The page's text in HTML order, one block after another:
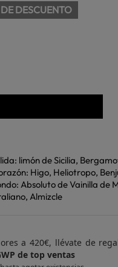
DESCUENTO
limón de Sicilia,
Higo, Heliotropo,
Absoluto de Vainilla de
Almizcle
a 420€, llévate de
de top ventas